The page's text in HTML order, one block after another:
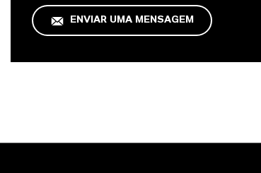
ENVIAR UMA MENSAGEM